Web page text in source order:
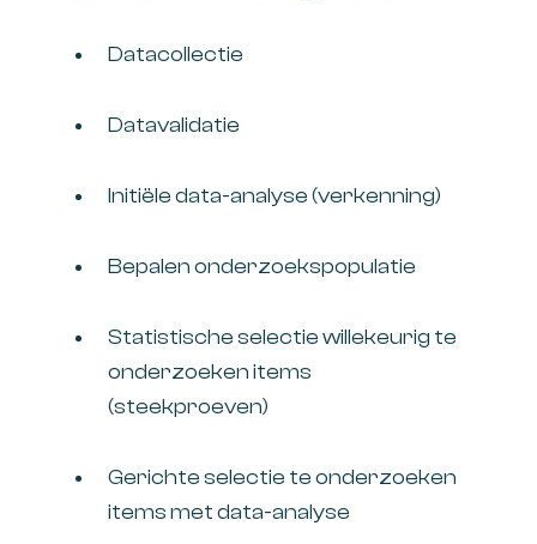
Datacollectie
Datavalidatie
Initiële data-analyse (verkenning)
Bepalen onderzoekspopulatie
Statistische selectie willekeurig te
onderzoeken items
(steekproeven)
Gerichte selectie te onderzoeken
items met data-analyse